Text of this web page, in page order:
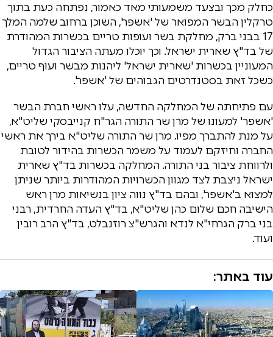
כחלק מכך ובצעד משמעותי מאד כאמור, נפתחה כעת בתוך
טרקלין הבשר המפואר של 'אשפר', השוכן ברחוב שלמה המלך
17 בבני ברק, מחלקת בשר ועופות טריים בכשרות המהודרת
של בד"ץ שארית ישראל. וכך יוכלו מעתה הציבור הגדול
המעוניין בכשרות 'שארית ישראל' ליהנות מבשר ועוף טריים,
כשכל זאת בסטנדרטים הגבוהים של 'אשפר'.
עם פתיחתה של המחלקה החדשה, עלו ראשי חברת הבשר
'אשפר' למעונו של מרן שר התורה הגר"ח קנייבסקי שליט"א,
על מנת להתברך מפיו. מרן שר התורה שליט"א בירך את ראשי
החברה וחיזקם לעמוד על משמר הכשרות בהידור לטובת
ולרווחת ציבור בני התורה. המחלקה בכשרות בד"ץ שארית
ישראל ניצבת לצד מגוון הכשרויות המהודרות ביותר שניתן
למצוא ב'אשפר', ובהם בד"ץ נווה ציון בנשיאות מרן ראש
הישיבה חכם שלום כהן שליט"א, בד"ץ העדה החרדית, רבני
בני ברק הגרחי"א לנדא והגרש"צ רוזנבלט, בד"ץ הרב רובין
ועוד.
עוד באתר: